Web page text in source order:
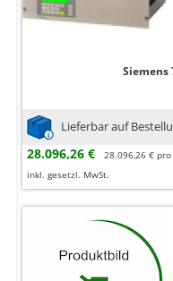
Siemens
Lieferbar auf
28.096,26 €
28.096,26 € pro
inkl. gesetzl. MwSt.